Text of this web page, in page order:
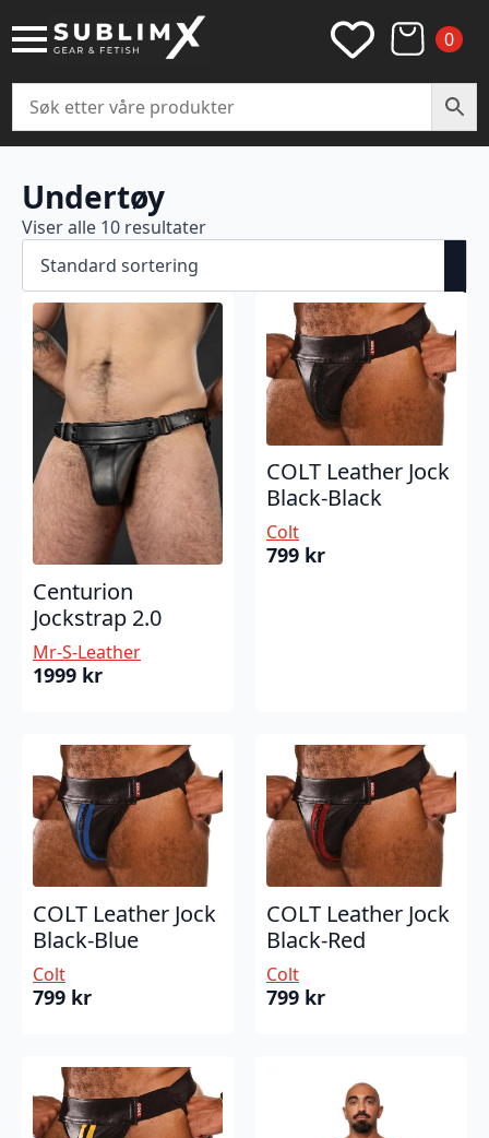
0
Undertøy
Viser alle 10 resultater
Centurion
Jockstrap 2.0
Mr-S-Leather
1999 kr
COLT Leather Jock
Black-Black
Colt
799 kr
COLT Leather Jock
Black-Blue
Colt
799 kr
COLT Leather Jock
Black-Red
Colt
799 kr